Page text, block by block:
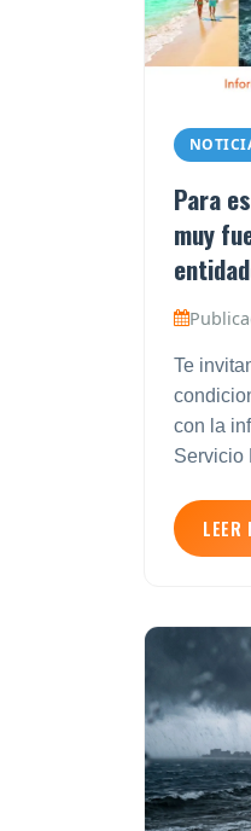
Para
muy
Te
con la
Servicio
LEER